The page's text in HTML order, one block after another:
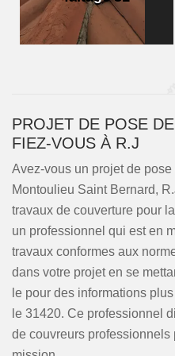
PROJET DE POSE
FIEZ-VOUS À R.J
Avez-vous un projet de
Montoulieu Saint Bernard,
travaux de couverture pour
un professionnel qui est en
travaux conformes aux
dans votre projet en se
le pour des informations
le 31420. Ce professionnel
de couvreurs